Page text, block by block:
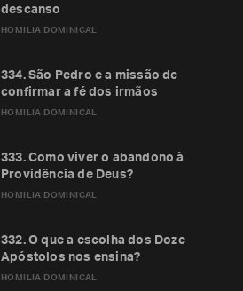
HOMILIA DOMINICAL
descanso
HOMILIA DOMINICAL
334. São Pedro e a missão de
confirmar a fé dos irmãos
HOMILIA DOMINICAL
333. Como viver o abandono à
Providência de Deus?
HOMILIA DOMINICAL
332. O que a escolha dos Doze
Apóstolos nos ensina?